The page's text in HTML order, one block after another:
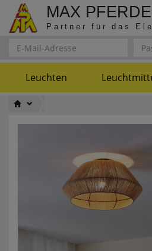
MAX
Partner für das
Leuchten